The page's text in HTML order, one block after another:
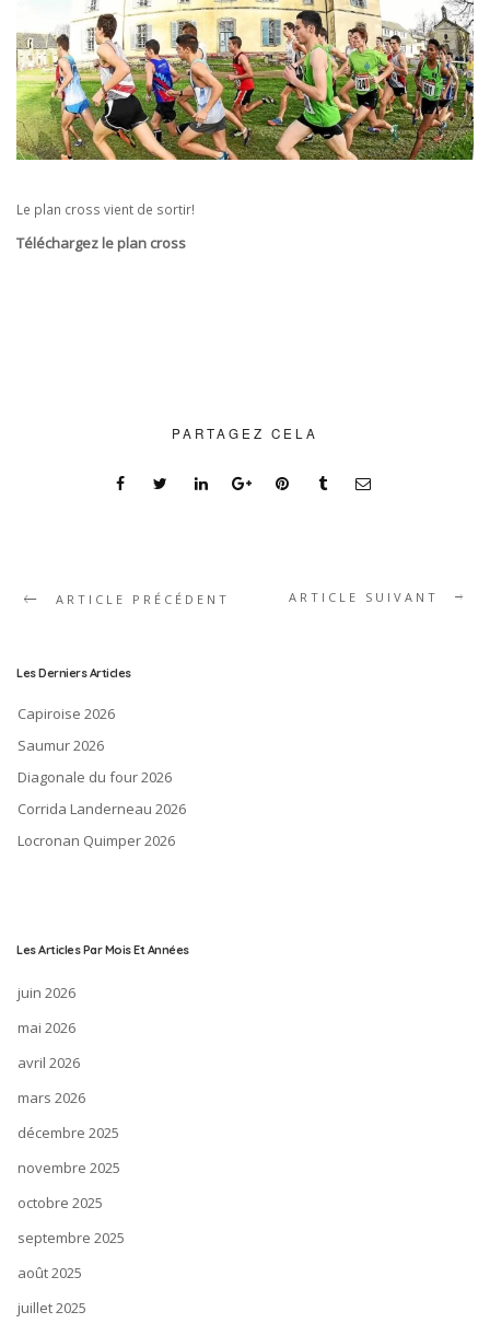
Le plan cross vient de sortir!
Téléchargez le plan cross
PARTAGEZ CELA
ARTICLE PRÉCÉDENT ARTICLE SUIVANT
Les Derniers Articles
Capiroise 2026
Saumur 2026
Diagonale du four 2026
Corrida Landerneau 2026
Locronan Quimper 2026
Les Articles Par Mois Et Années
juin 2026
mai 2026
avril 2026
mars 2026
décembre 2025
novembre 2025
octobre 2025
septembre 2025
août 2025
juillet 2025